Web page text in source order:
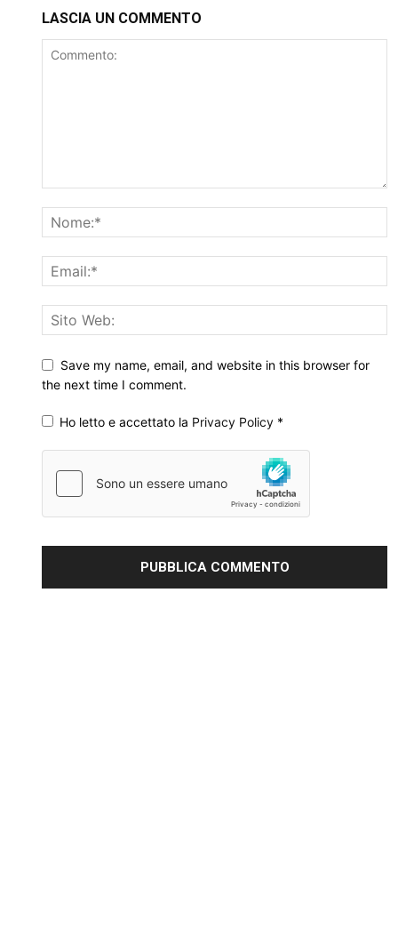
LASCIA UN COMMENTO
Save my name, email, and website in this browser for
the next time I comment.
Ho letto e accettato la Privacy Policy *